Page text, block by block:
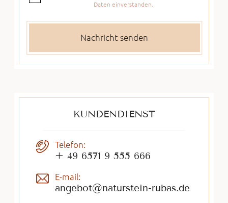
Daten einverstanden.
KUNDENDIENST
Telefon:
+ 49 6571 9 555 666
E-mail:
angebot@naturstein-rubas.de